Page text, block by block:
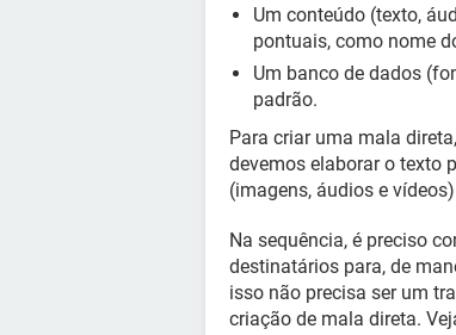
Um conteúdo (texto,
pontuais, como nome
Um banco de dados
padrão.
Para criar uma mala
devemos elaborar o texto
(imagens, áudios e
Na sequência, é preciso
destinatários para, de
isso não precisa ser um
criação de mala direta.